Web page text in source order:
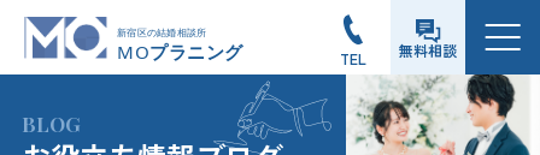
TEL 無料相談
メニュー
BLOG